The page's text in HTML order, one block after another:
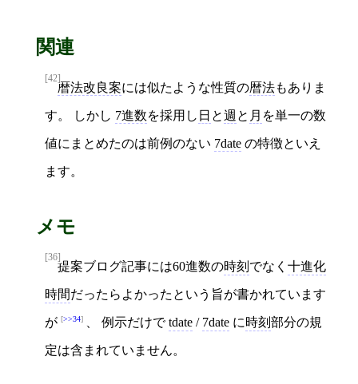
関連
[42]
暦法改良案には似たような性質の暦法もありま
す。 しかし 7進数を採用し 日 と週 と 月 を単一の数
値にまとめたのは前例のない 7date の特徴といえ
ます。
メモ
[36]
提案ブログ記事には60進数の時刻 でなく 十進化
時間だったらよかったという旨が書かれています
が >>34 、 例示だけでtdate / 7date に時刻 部分の規
定は含まれていません。